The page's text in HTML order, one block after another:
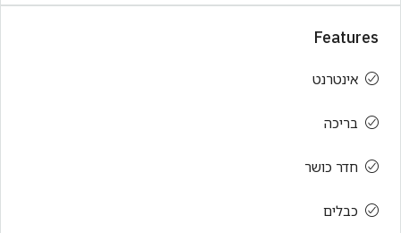
Features
אינטרנט
בריכה
חדר כושר
כבלים